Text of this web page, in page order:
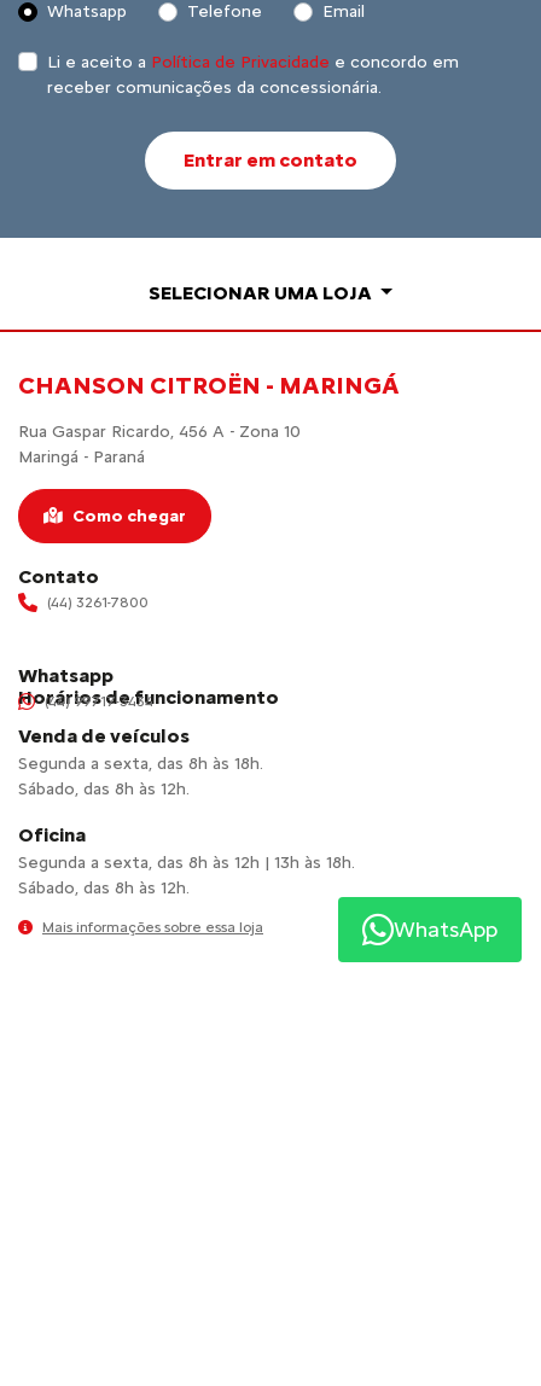
Whatsapp Telefone Email
Li e aceito a Política de Privacidade e concordo em
receber comunicações da concessionária.
Entrar em contato
SELECIONAR UMA LOJA
CHANSON CITROËN - MARINGÁ
Rua Gaspar Ricardo, 456 A - Zona 10
Maringá - Paraná
Como chegar
Contato
(44) 3261-7800
Whatsapp
(44) 99717-3434
Horários de funcionamento
Venda de veículos
Segunda a sexta, das 8h às 18h.
Sábado, das 8h às 12h.
Oficina
Segunda a sexta, das 8h às 12h | 13h às 18h.
Sábado, das 8h às 12h.
Mais informações sobre essa loja WhatsApp